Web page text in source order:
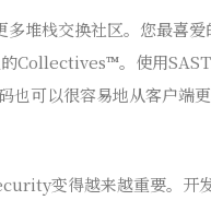
堆栈交换社区。您最喜
Collectives™。使用
也可以很容易地从客户端
变得越来越重要。开